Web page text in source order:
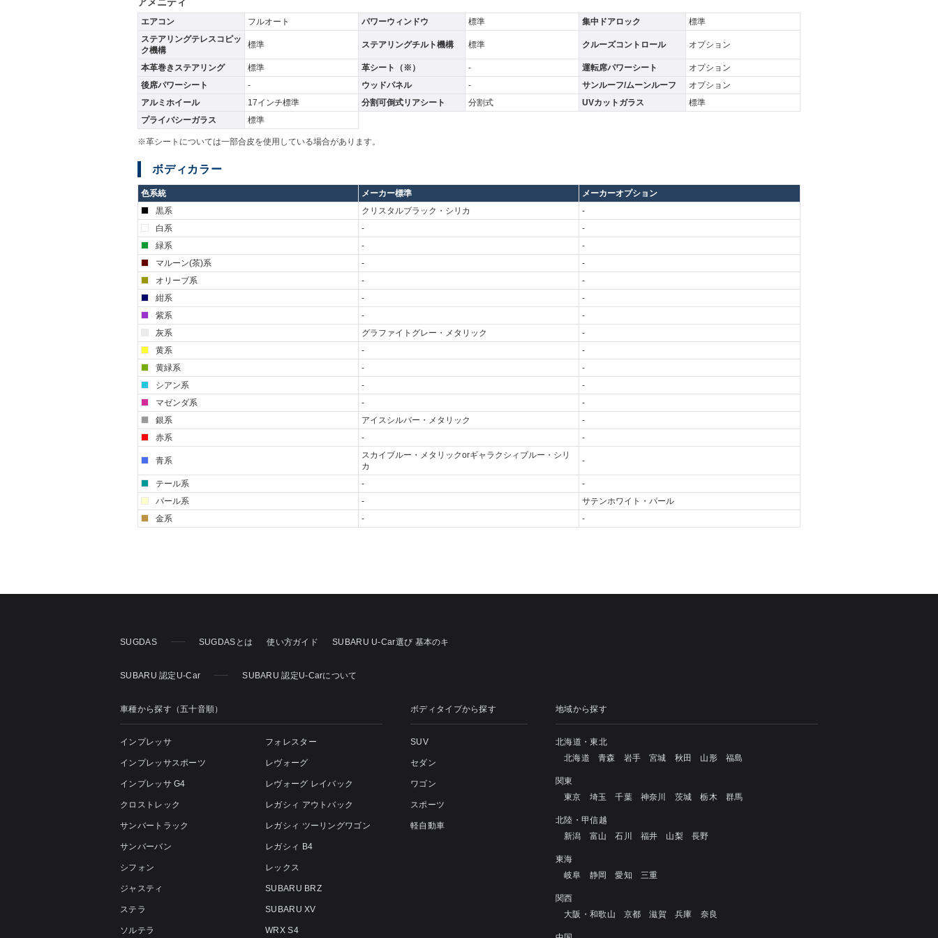
エアコン フルオート パワーウィンドウ 標準 集中ドアロック
標準
ステアリングテレスコピッ
ク機構
標準 ステアリングチルト機構 標準 クルーズコントロール オプション
本革巻きステアリング 標準 革シート（※） - 運転席パワーシート
オプション
後席パワーシート
- ウッドパネル - サンルーフ/ムーンルーフ
オプション
アルミホイール
17インチ標準 分割可倒式リアシート 分割式 UVカットガラス
標準
プライバシーガラス
標準
※革シートについては一部合皮を使用している場合があります。
ボディカラー
色系統 メーカー標準
メーカーオプション
黒系
クリスタルブラック・シリカ
-
白系
-
-
緑系
-
-
マルーン(茶)系
-
-
オリーブ系
-
-
紺系
-
-
紫系
-
-
灰系
グラファイトグレー・メタリック
-
黄系
-
-
黄緑系
-
-
シアン系
-
-
マゼンダ系
-
-
銀系
アイスシルバー・メタリック
-
赤系
- -
青系
スカイブルー・メタリックorギャラクシィブルー・シリ
カ
-
テール系 -
-
パール系
-
サテンホワイト・パール
金系
- -
SUGDAS SUGDASとは 使い方ガイド SUBARU U-Car選び 基本のキ
SUBARU 認定U-Car SUBARU 認定U-Carについて
車種から探す（五十音順）
インプレッサ
インプレッサスポーツ
インプレッサ G4
クロストレック
サンバートラック
サンバーバン
シフォン
ジャスティ
ステラ
ソルテラ
フォレスター
レヴォーグ
レヴォーグ レイバック
レガシィ アウトバック
レガシィ ツーリングワゴン
レガシィ B4
レックス
SUBARU BRZ
SUBARU XV
WRX S4
ボディタイプから探す
SUV
セダン
ワゴン
スポーツ
軽自動車
地域から探す
北海道・東北
北海道
青森 岩手 宮城 秋田 山形 福島
関東
東京
埼玉 千葉 神奈川 茨城 栃木 群馬
北陸・甲信越
新潟
富山 石川 福井 山梨 長野
東海
岐阜
静岡 愛知 三重
関西
大阪・和歌山
京都 滋賀 兵庫 奈良